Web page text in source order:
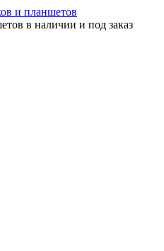
в наличии и под заказ